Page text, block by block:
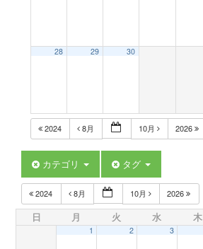
28 29 30
2024 8月 10月 2026
カテゴリ タグ
2024 8月 10月 2026
日 月 火 水 木
1 2 3